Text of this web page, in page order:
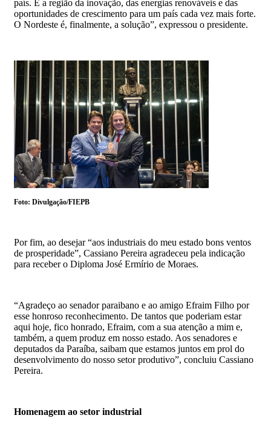
país. É a região da inovação, das energias renováveis e das
oportunidades de crescimento para um país cada vez mais forte.
O Nordeste é, finalmente, a solução”, expressou o presidente.
Foto: Divulgação/FIEPB
Por fim, ao desejar “aos industriais do meu estado bons ventos
de prosperidade”, Cassiano Pereira agradeceu pela indicação
para receber o Diploma José Ermírio de Moraes.
“Agradeço ao senador paraibano e ao amigo Efraim Filho por
esse honroso reconhecimento. De tantos que poderiam estar
aqui hoje, fico honrado, Efraim, com a sua atenção a mim e,
também, a quem produz em nosso estado. Aos senadores e
deputados da Paraíba, saibam que estamos juntos em prol do
desenvolvimento do nosso setor produtivo”, concluiu Cassiano
Pereira.
Homenagem ao setor industrial